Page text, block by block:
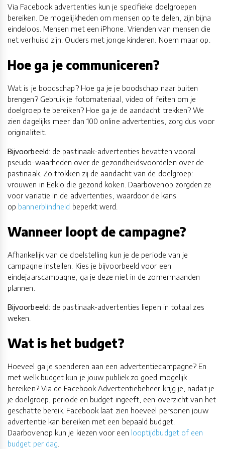
Via Facebook advertenties kun je specifieke doelgroepen
bereiken. De mogelijkheden om mensen op te delen, zijn bijna
eindeloos. Mensen met een iPhone. Vrienden van mensen die
net verhuisd zijn. Ouders met jonge kinderen. Noem maar op.
Hoe ga je communiceren?
Wat is je boodschap? Hoe ga je je boodschap naar buiten
brengen? Gebruik je fotomateriaal, video of feiten om je
doelgroep te bereiken? Hoe ga je de aandacht trekken? We
zien dagelijks meer dan 100 online advertenties, zorg dus voor
originaliteit.
Bijvoorbeeld: de pastinaak-advertenties bevatten vooral
pseudo-waarheden over de gezondheidsvoordelen over de
pastinaak. Zo trokken zij de aandacht van de doelgroep:
vrouwen in Eeklo die gezond koken. Daarbovenop zorgden ze
voor variatie in de advertenties, waardoor de kans
op bannerblindheid beperkt werd.
Wanneer loopt de campagne?
Afhankelijk van de doelstelling kun je de periode van je
campagne instellen. Kies je bijvoorbeeld voor een
eindejaarscampagne, ga je deze niet in de zomermaanden
plannen.
Bijvoorbeeld: de pastinaak-advertenties liepen in totaal zes
weken.
Wat is het budget?
Hoeveel ga je spenderen aan een advertentiecampagne? En
met welk budget kun je jouw publiek zo goed mogelijk
bereiken? Via de Facebook Advertentiebeheer krijg je, nadat je
je doelgroep, periode en budget ingeeft, een overzicht van het
geschatte bereik. Facebook laat zien hoeveel personen jouw
advertentie kan bereiken met een bepaald budget.
Daarbovenop kun je kiezen voor een looptijdbudget of een
budget per dag